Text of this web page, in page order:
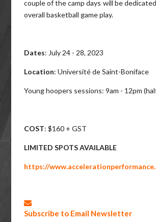
couple of the camp days will be
overall basketball game play.
Dates: July 24 - 28, 2023
Location: Université de Saint-Boniface
Young hoopers sessions: 9am - 12pm
COST: $160 + GST
LIMITED SPOTS AVAILABLE
https://
Subscribe to Email Newsletter